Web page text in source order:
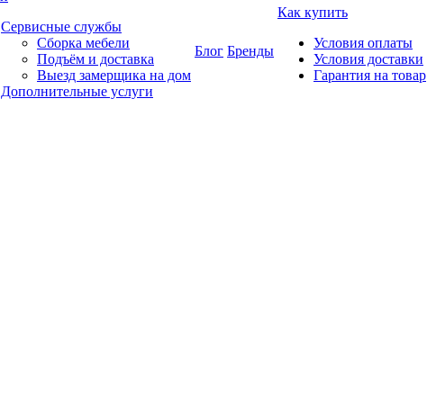
Сервисные службы
Сборка мебели
Подъём и доставка
Выезд замерщика на дом
Дополнительные услуги
Блог Бренды
Как купить
Условия оплаты
Условия доставки
Гарантия на товар